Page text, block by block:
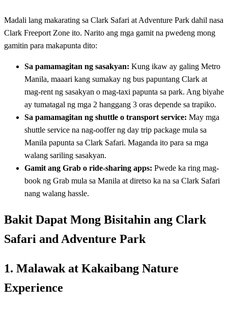
Madali lang makarating sa Clark Safari at Adventure Park dahil nasa
Clark Freeport Zone ito. Narito ang mga gamit na pwedeng mong
gamitin para makapunta dito:
Sa pamamagitan ng sasakyan: Kung ikaw ay galing Metro
Manila, maaari kang sumakay ng bus papuntang Clark at
mag-rent ng sasakyan o mag-taxi papunta sa park. Ang biyahe
ay tumatagal ng mga 2 hanggang 3 oras depende sa trapiko.
Sa pamamagitan ng shuttle o transport service: May mga
shuttle service na nag-ooffer ng day trip package mula sa
Manila papunta sa Clark Safari. Maganda ito para sa mga
walang sariling sasakyan.
Gamit ang Grab o ride-sharing apps: Pwede ka ring mag-
book ng Grab mula sa Manila at diretso ka na sa Clark Safari
nang walang hassle.
Bakit Dapat Mong Bisitahin ang Clark
Safari and Adventure Park
1. Malawak at Kakaibang Nature
Experience